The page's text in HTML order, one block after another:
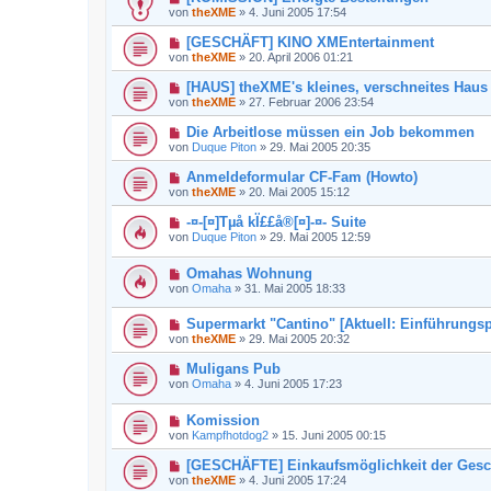
von theXME » 4. Juni 2005 17:54
[GESCHÄFT] KINO XMEntertainment
von theXME » 20. April 2006 01:21
[HAUS] theXME's kleines, verschneites Haus
von theXME » 27. Februar 2006 23:54
Die Arbeitlose müssen ein Job bekommen
von Duque Piton » 29. Mai 2005 20:35
Anmeldeformular CF-Fam (Howto)
von theXME » 20. Mai 2005 15:12
-¤-[¤]Tµå kÏ££å®[¤]-¤- Suite
von Duque Piton » 29. Mai 2005 12:59
Omahas Wohnung
von Omaha » 31. Mai 2005 18:33
Supermarkt "Cantino" [Aktuell:
von theXME » 29. Mai 2005 20:32
Muligans Pub
von Omaha » 4. Juni 2005 17:23
Komission
von Kampfhotdog2 » 15. Juni 2005 00:15
[GESCHÄFTE] Einkaufsmöglichkeit der
von theXME » 4. Juni 2005 17:24